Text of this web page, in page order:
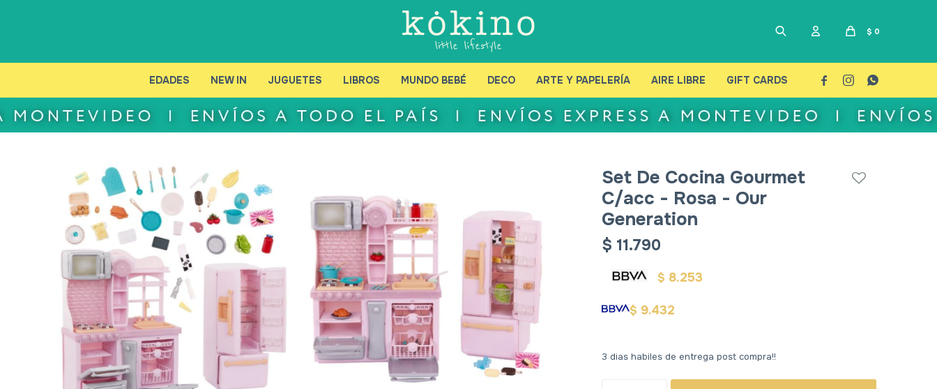
EDADES NEW IN JUGUETES LIBROS MUNDO BEBÉ DECO ARTE Y PAPELERÍA AIRE LIBRE GIFT CARDS
$ 0
  
Set De Cocina Gourmet
C/acc - Rosa - Our
Generation
$ 11.790
$ 8.253
$ 9.432
3 dias habiles de entrega post compra!!